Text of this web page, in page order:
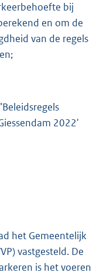
bij
en om de
van de regels
2022'
het Gemeentelijk
vastgesteld. De
is het voeren